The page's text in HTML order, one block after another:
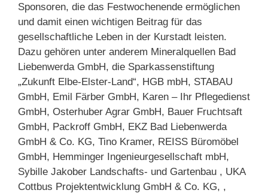
Sponsoren, die das Festwochenende ermöglichen
und damit einen wichtigen Beitrag für das
gesellschaftliche Leben in der Kurstadt leisten.
Dazu gehören unter anderem Mineralquellen Bad
Liebenwerda GmbH, die Sparkassenstiftung
„Zukunft Elbe-Elster-Land“, HGB mbH, STABAU
GmbH, Emil Färber GmbH, Karen – Ihr Pflegedienst
GmbH, Osterhuber Agrar GmbH, Bauer Fruchtsaft
GmbH, Packroff GmbH, EKZ Bad Liebenwerda
GmbH & Co. KG, Tino Kramer, REISS Büromöbel
GmbH, Hemminger Ingenieurgesellschaft mbH,
Sybille Jakober Landschafts- und Gartenbau , UKA
Cottbus Projektentwicklung GmbH & Co. KG, ,